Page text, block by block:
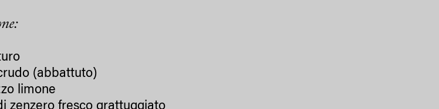
(abbattuto)
limone